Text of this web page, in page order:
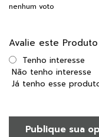
nenhum voto
Avalie este Produto
Tenho interesse
Não tenho interesse
Já tenho esse
Publique sua